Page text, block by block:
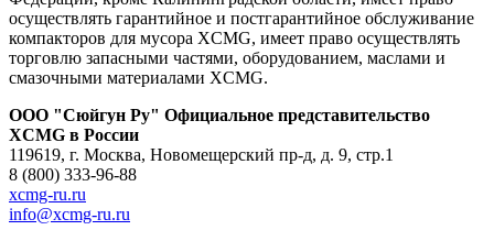
осуществлять гарантийное и постгарантийное обслуживание
компакторов для мусора XCMG, имеет право осуществлять
торговлю запасными частями, оборудованием, маслами и
смазочными материалами XCMG.
ООО "Сюйгун Ру" Официальное представительство
XCMG в России
119619, г. Москва, Новомещерский пр-д, д. 9, стр.1
8 (800) 333-96-88
xcmg-ru.ru
info@xcmg-ru.ru